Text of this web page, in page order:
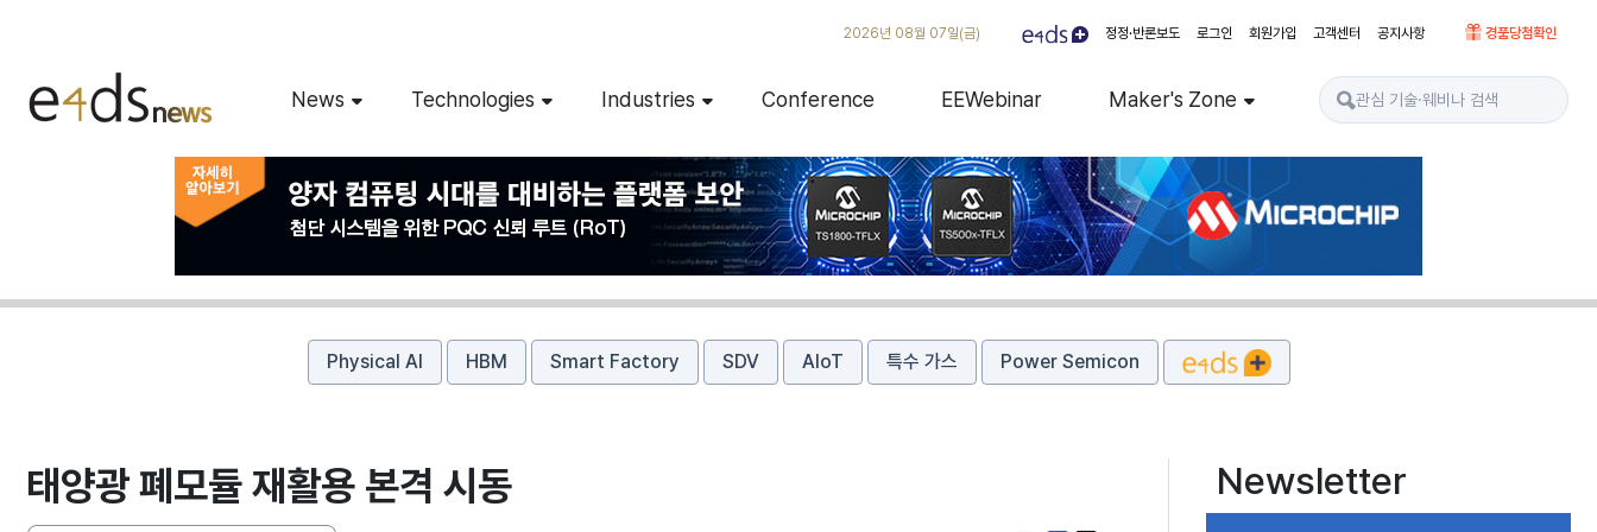
2026년 08월 07일(금) 정정·반론보도 로그인 회원가입 고객센터 공지사항 경품당첨확인
News Technologies Industries Conference EEWebinar Maker's Zone
Physical AI HBM Smart Factory SDV AIoT 특수 가스 Power Semicon
태양광 폐모듈 재활용 본격 시동 Newsletter